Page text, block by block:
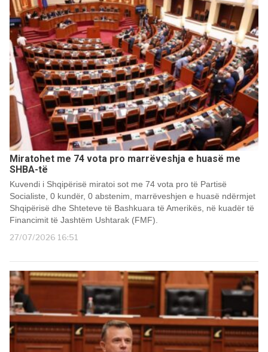
Miratohet me 74 vota pro marrëveshja e huasë me
SHBA-të
Kuvendi i Shqipërisë miratoi sot me 74 vota pro të Partisë
Socialiste, 0 kundër, 0 abstenim, marrëveshjen e huasë ndërmjet
Shqipërisë dhe Shteteve të Bashkuara të Amerikës, në kuadër të
Financimit të Jashtëm Ushtarak (FMF).
27/07/2026 16:51